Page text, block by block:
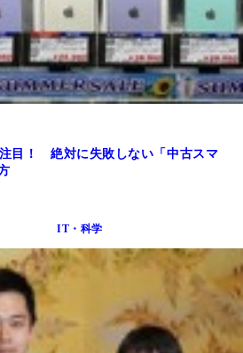
目！ 絶対に失敗しない「中古スマ
IT・科学